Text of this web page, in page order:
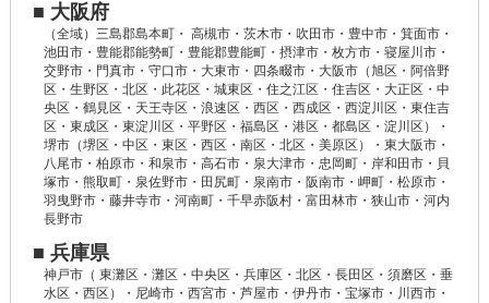
■ 大阪府
（全域）三島郡島本町・ 高槻市・茨木市・吹田市・豊中市・箕面市・
池田市・豊能郡能勢町・豊能郡豊能町・摂津市・枚方市・寝屋川市・
交野市・門真市・守口市・大東市・四条畷市・大阪市（旭区・阿倍野
区・生野区・北区・此花区・城東区・住之江区・住吉区・大正区・中
央区・鶴見区・天王寺区・浪速区・西区・西成区・西淀川区・東住吉
区・東成区・東淀川区・平野区・福島区・港区・都島区・淀川区）・
堺市（堺区・中区・東区・西区・南区・北区・美原区）・東大阪市・
八尾市・柏原市・和泉市・高石市・泉大津市・忠岡町・岸和田市・貝
塚市・熊取町・泉佐野市・田尻町・泉南市・阪南市・岬町・松原市・
羽曳野市・藤井寺市・河南町・千早赤阪村・富田林市・狭山市・河内
長野市
■ 兵庫県
神戸市（ 東灘区・灘区・中央区・兵庫区・北区・長田区・須磨区・垂
水区・西区）・尼崎市・西宮市・芦屋市・伊丹市・宝塚市・川西市・